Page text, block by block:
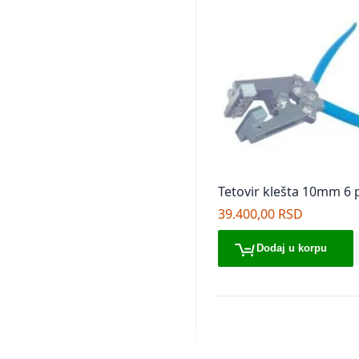
Tetovir klešta 10mm 6
hauptner
39.400,00 RSD
Dodaj u korpu